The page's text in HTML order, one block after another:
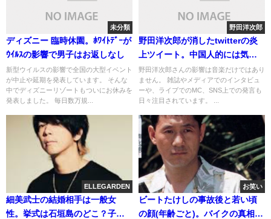
未分類
ディズニー 臨時休園。ﾎﾜｲﾄﾃﾞｰが
ｳｲﾙｽの影響で男子はお返しなし
新型ウイルスの影響で全国の大型イベント
が中止や延期を発表しています。 そんな
中でディズニーリゾートもついにお休みを
発表しました。 毎日数万規...
野田洋次郎
野田洋次郎が消したtwitterの炎
上ツイート。中国人的には気分
が悪い？
野田洋次郎さんの影響は音楽だけではあり
ません。 雑誌やメディアでのインタビュ
ーや、ライブでのMC、SNS上での発言も
日々注目されています。 ...
ELLEGARDEN
細美武士の結婚相手は一般女
性。挙式は石垣島のどこ？子供
お笑い
ビートたけしの事故後と若い頃
の顔(年齢ごと)。バイクの真相と